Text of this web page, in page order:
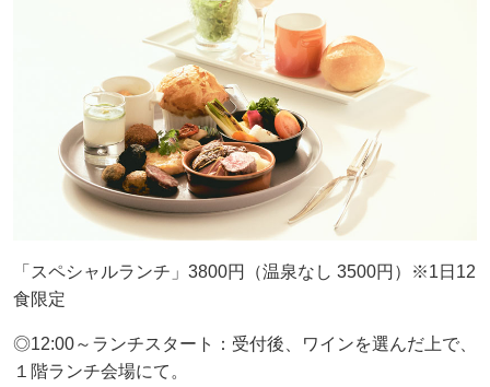
「スペシャルランチ」3800円（温泉なし 3500円）※1日12
食限定
◎12:00～ランチスタート：受付後、ワインを選んだ上で、
１階ランチ会場にて。